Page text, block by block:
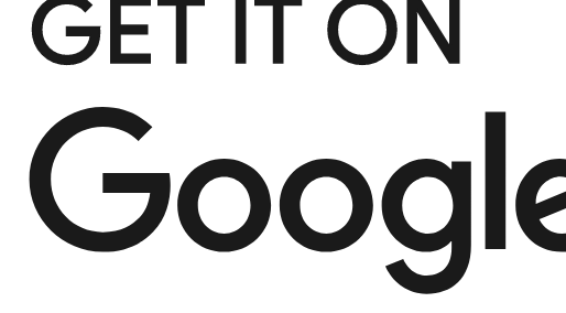
o znatnih dodatnih prihodkih.